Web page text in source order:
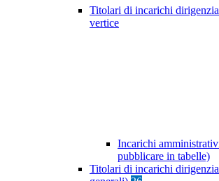
Titolari di incarichi
vertice
Incarichi
pubblicare in tabelle)
Titolari di incarichi